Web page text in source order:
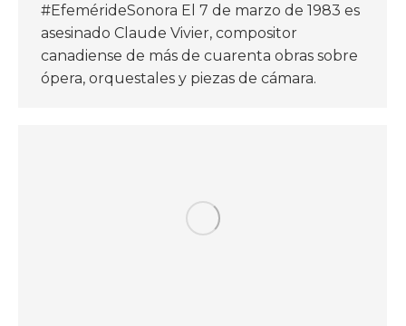
#EfemérideSonora El 7 de marzo de 1983 es
asesinado Claude Vivier, compositor
canadiense de más de cuarenta obras sobre
ópera, orquestales y piezas de cámara.